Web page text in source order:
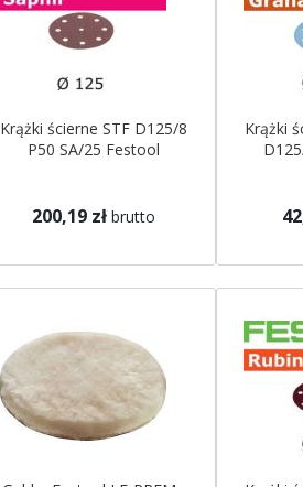
Krążki ścierne STF D125/8
P50 SA/25 Festool
200,19 zł brutto
Krążki